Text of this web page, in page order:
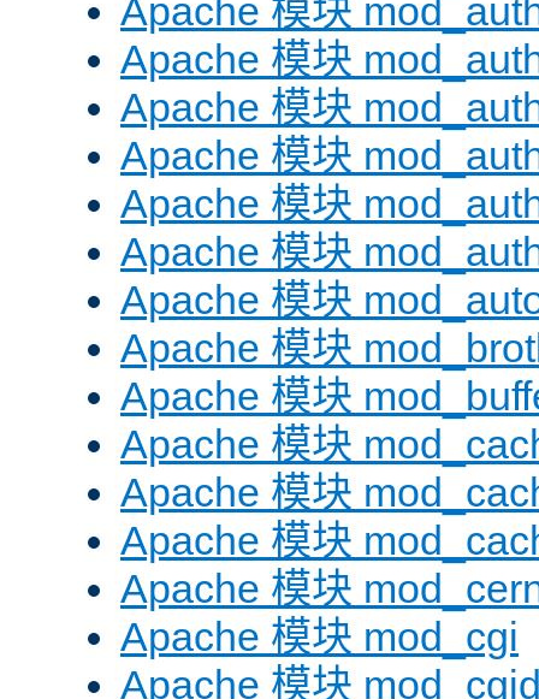
Apache 模块
Apache 模块
Apache 模块
Apache 模块
Apache 模块
Apache 模块
Apache 模块
Apache 模块
Apache 模块
Apache 模块
Apache 模块
Apache 模块
Apache 模块
Apache 模块 mod_cgi
Apache 模块